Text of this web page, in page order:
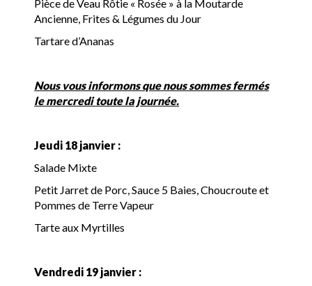
Pièce de Veau Rôtie « Rosée » à la Moutarde
Ancienne, Frites & Légumes du Jour
Tartare d’Ananas
Nous vous informons que nous sommes fermés
le mercredi toute la journée.
Jeudi 18 janvier :
Salade Mixte
Petit Jarret de Porc, Sauce 5 Baies, Choucroute et
Pommes de Terre Vapeur
Tarte aux Myrtilles
Vendredi 19 janvier :